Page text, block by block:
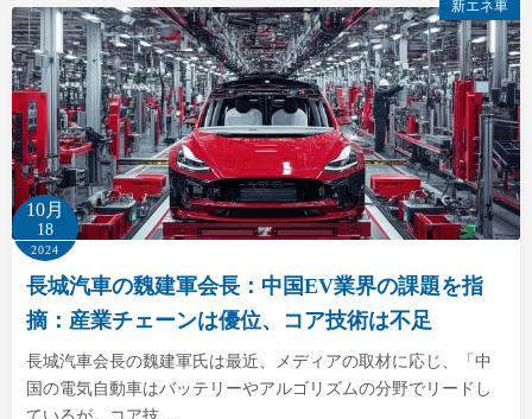
新エネ車
10月
18
2024
長城汽車の魏建軍会長：中国EV業界の課題を指
摘：産業チェーンは優位、コア技術は不足
長城汽車会長の魏建軍氏は最近、メディアの取材に応じ、「中
国の電気自動車はバッテリーやアルゴリズムの分野でリードし